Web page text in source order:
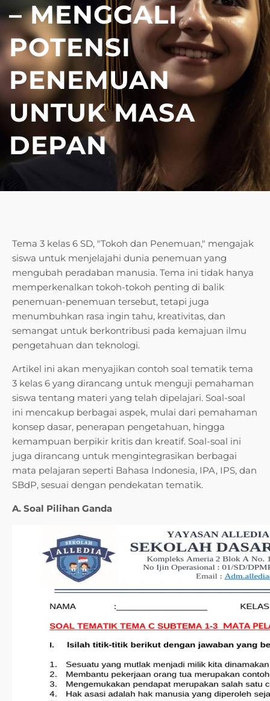
– MENGGALI
POTENSI
PENEMUAN
UNTUK MASA
DEPAN
Tema 3 kelas 6 SD, "Tokoh dan Penemuan," mengajak
siswa untuk menjelajahi dunia penemuan yang
mengubah peradaban manusia. Tema ini tidak hanya
memperkenalkan tokoh-tokoh penting di balik
penemuan-penemuan tersebut, tetapi juga
menumbuhkan rasa ingin tahu, kreativitas, dan
semangat untuk berkontribusi pada kemajuan ilmu
pengetahuan dan teknologi.
Artikel ini akan menyajikan contoh soal tematik tema
3 kelas 6 yang dirancang untuk menguji pemahaman
siswa tentang materi yang telah dipelajari. Soal-soal
ini mencakup berbagai aspek, mulai dari pemahaman
konsep dasar, penerapan pengetahuan, hingga
kemampuan berpikir kritis dan kreatif. Soal-soal ini
juga dirancang untuk mengintegrasikan berbagai
mata pelajaran seperti Bahasa Indonesia, IPA, IPS, dan
SBdP, sesuai dengan pendekatan tematik.
A. Soal Pilihan Ganda